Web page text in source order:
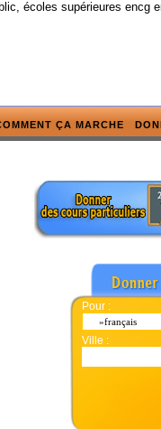
écoles supérieures
ÇA MARCHE
Pour :
Ville :